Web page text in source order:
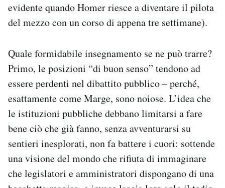
evidente quando Homer riesce a diventare il pilota
del mezzo con un corso di appena tre settimane).
Quale formidabile insegnamento se ne può trarre?
Primo, le posizioni “di buon senso” tendono ad
essere perdenti nel dibattito pubblico – perché,
esattamente come Marge, sono noiose. L’idea che
le istituzioni pubbliche debbano limitarsi a fare
bene ciò che già fanno, senza avventurarsi su
sentieri inesplorati, non fa battere i cuori: sottende
una visione del mondo che rifiuta di immaginare
che legislatori e amministratori dispongano di una